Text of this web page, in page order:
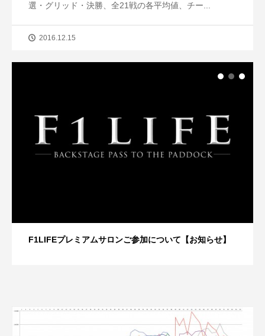
選・グリッド・決勝、全21戦の各平均値、チー...
2016.12.15
F1LIFEプレミアムサロンご参加について【お知らせ】